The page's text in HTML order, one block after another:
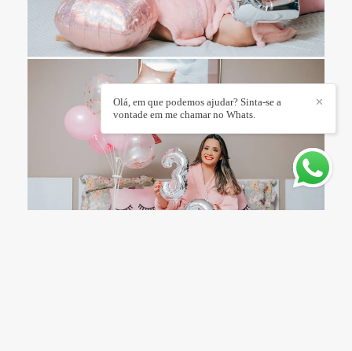
✕
Olá, em que podemos ajudar? Sinta-se a
vontade em me chamar no Whats.